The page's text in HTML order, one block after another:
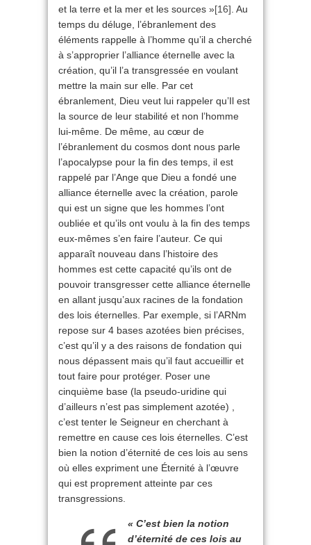
et la terre et la mer et les sources »[16] . Au
temps du déluge, l’ébranlement des
éléments rappelle à l’homme qu’il a cherché
à s’approprier l’alliance éternelle avec la
création, qu’il l’a transgressée en voulant
mettre la main sur elle. Par cet
ébranlement, Dieu veut lui rappeler qu’Il est
la source de leur stabilité et non l’homme
lui-même. De même, au cœur de
l’ébranlement du cosmos dont nous parle
l’apocalypse pour la fin des temps, il est
rappelé par l’Ange que Dieu a fondé une
alliance éternelle avec la création, parole
qui est un signe que les hommes l’ont
oubliée et qu’ils ont voulu à la fin des temps
eux-mêmes s’en faire l’auteur. Ce qui
apparaît nouveau dans l’histoire des
hommes est cette capacité qu’ils ont de
pouvoir transgresser cette alliance éternelle
en allant jusqu’aux racines de la fondation
des lois éternelles. Par exemple, si l’ARNm
repose sur 4 bases azotées bien précises,
c’est qu’il y a des raisons de fondation qui
nous dépassent mais qu’il faut accueillir et
tout faire pour protéger. Poser une
cinquième base (la pseudo-uridine qui
d’ailleurs n’est pas simplement azotée) ,
c’est tenter le Seigneur en cherchant à
remettre en cause ces lois éternelles. C’est
bien la notion d’éternité de ces lois au sens
où elles expriment une Éternité à l’œuvre
qui est proprement atteinte par ces
transgressions.
« C’est bien la notion
d’éternité de ces lois au